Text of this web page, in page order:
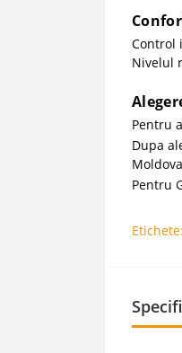
Control
Nivelul
Pentru
Dupa
Pentru
Etichete: